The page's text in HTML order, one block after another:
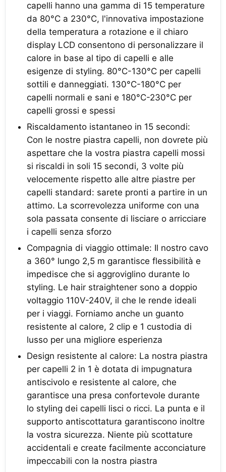
capelli hanno una gamma di 15 temperature
da 80°C a 230°C, l'innovativa impostazione
della temperatura a rotazione e il chiaro
display LCD consentono di personalizzare il
calore in base al tipo di capelli e alle
esigenze di styling. 80°C-130°C per capelli
sottili e danneggiati. 130°C-180°C per
capelli normali e sani e 180°C-230°C per
capelli grossi e spessi
Riscaldamento istantaneo in 15 secondi:
Con le nostre piastra capelli, non dovrete più
aspettare che la vostra piastra capelli mossi
si riscaldi in soli 15 secondi, 3 volte più
velocemente rispetto alle altre piastre per
capelli standard: sarete pronti a partire in un
attimo. La scorrevolezza uniforme con una
sola passata consente di lisciare o arricciare
i capelli senza sforzo
Compagnia di viaggio ottimale: Il nostro cavo
a 360° lungo 2,5 m garantisce flessibilità e
impedisce che si aggroviglino durante lo
styling. Le hair straightener sono a doppio
voltaggio 110V-240V, il che le rende ideali
per i viaggi. Forniamo anche un guanto
resistente al calore, 2 clip e 1 custodia di
lusso per una migliore esperienza
Design resistente al calore: La nostra piastra
per capelli 2 in 1 è dotata di impugnatura
antiscivolo e resistente al calore, che
garantisce una presa confortevole durante
lo styling dei capelli lisci o ricci. La punta e il
supporto antiscottatura garantiscono inoltre
la vostra sicurezza. Niente più scottature
accidentali e create facilmente acconciature
impeccabili con la nostra piastra